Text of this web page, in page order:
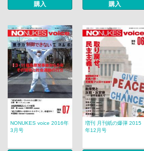
購入 購入
NONUKES voice 2016年
3月号
増刊 月刊紙の爆弾 2015
年12月号